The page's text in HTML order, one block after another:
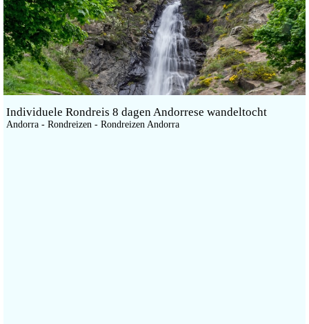
Individuele Rondreis 8 dagen Andorrese wandeltocht
Andorra - Rondreizen - Rondreizen Andorra